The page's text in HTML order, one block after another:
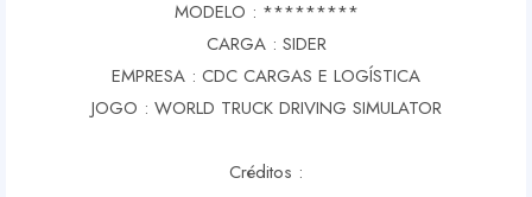
MODELO : *********
CARGA : SIDER
EMPRESA : CDC CARGAS E LOGÍSTICA
JOGO : WORLD TRUCK DRIVING SIMULATOR
Créditos :